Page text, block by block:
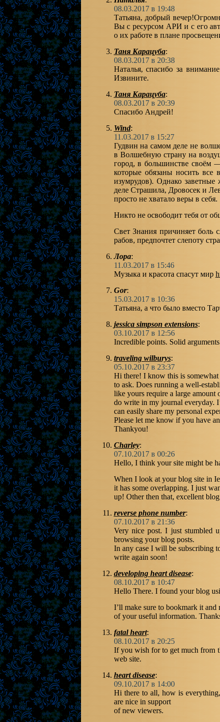
08.03.2017 в 19:48
Татьяна, добрый
Вы с ресурсом АРИ и с его
о их работе в плане
Таня Карацуба:
08.03.2017 в 20:38
Наталья, спасибо за
Извините.
Таня Карацуба:
08.03.2017 в 20:39
Спасибо Андрей!
Wind:
11.03.2017 в 15:27
Гудвин на самом деле не
в Волшебную страну на
город, в большинстве своём
которые обязаны носить все
изумрудов). Однако
деле Страшила, Дровосек и
просто не хватало веры в себя.
Никто не освободит тебя от
Свет Знания причиняет боль
рабов, предпочтет слепоту
Лора:
11.03.2017 в 15:46
Музыка и красота спасут мир
Gor:
15.03.2017 в 10:36
Татьяна, а что было вместо
jessica simpson extensions:
03.10.2017 в 12:56
Incredible points. Solid
traveling wilburys:
05.10.2017 в 23:37
Hi there! I know this is
to ask. Does running a well-
like yours require a large
do write in my journal everyday.
can easily share my personal
Please let me know if you have
Thankyou!
Charley:
07.10.2017 в 00:26
Hello, I think your site might be
When I look at your blog site in
it has some overlapping. I just
up! Other then that, excellent
reverse phone number:
07.10.2017 в 21:36
Very nice post. I just stumbled
browsing your blog posts.
In any case I will be subscribing
write again soon!
developing heart disease:
08.10.2017 в 10:47
Hello There. I found your blog
I’ll make sure to bookmark it and
of your useful information.
fatal heart:
08.10.2017 в 20:25
If you wish for to get much from
web site.
heart disease:
09.10.2017 в 14:00
Hi there to all, how is
are nice in support
of new viewers.